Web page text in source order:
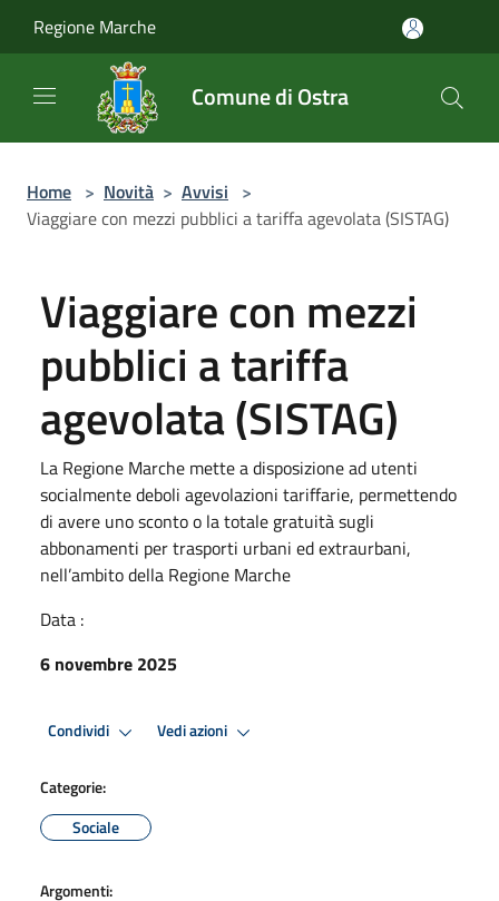
Regione Marche
Comune di Ostra
Home > Novità > Avvisi >
Viaggiare con mezzi pubblici a tariffa agevolata (SISTAG)
Viaggiare con mezzi
pubblici a tariffa
agevolata (SISTAG)
La Regione Marche mette a disposizione ad utenti
socialmente deboli agevolazioni tariffarie, permettendo
di avere uno sconto o la totale gratuità sugli
abbonamenti per trasporti urbani ed extraurbani,
nell’ambito della Regione Marche
Data :
6 novembre 2025
Condividi Vedi azioni
Categorie:
Sociale
Argomenti: